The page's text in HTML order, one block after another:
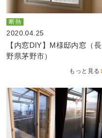
断熱
2020.04.25
【内窓DIY】M様邸内窓（長
野県茅野市）
もっと見る